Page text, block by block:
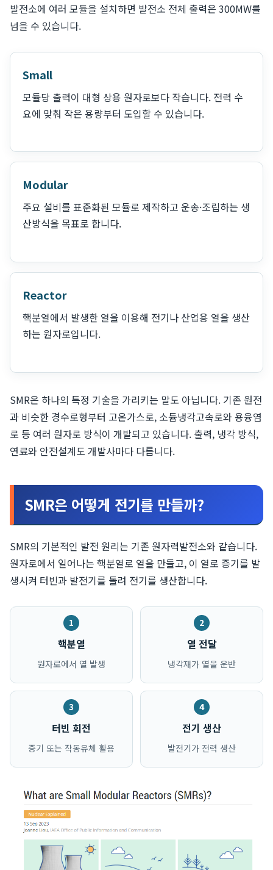
발전소에 여러 모듈을 설치하면 발전소 전체 출력은 300MW를
넘을 수 있습니다.
Small
모듈당 출력이 대형 상용 원자로보다 작습니다. 전력 수
요에 맞춰 작은 용량부터 도입할 수 있습니다.
Modular
주요 설비를 표준화된 모듈로 제작하고 운송·조립하는 생
산방식을 목표로 합니다.
Reactor
핵분열에서 발생한 열을 이용해 전기나 산업용 열을 생산
하는 원자로입니다.
SMR은 하나의 특정 기술을 가리키는 말도 아닙니다. 기존 원전
과 비슷한 경수로형부터 고온가스로, 소듐냉각고속로와 용융염
로 등 여러 원자로 방식이 개발되고 있습니다. 출력, 냉각 방식,
연료와 안전설계도 개발사마다 다릅니다.
SMR은 어떻게 전기를 만들까?
SMR의 기본적인 발전 원리는 기존 원자력발전소와 같습니다.
원자로에서 일어나는 핵분열로 열을 만들고, 이 열로 증기를 발
생시켜 터빈과 발전기를 돌려 전기를 생산합니다.
핵분열
원자로에서 열 발생
열 전달
냉각재가 열을 운반
터빈 회전
증기 또는 작동유체 활용
전기 생산
발전기가 전력 생산